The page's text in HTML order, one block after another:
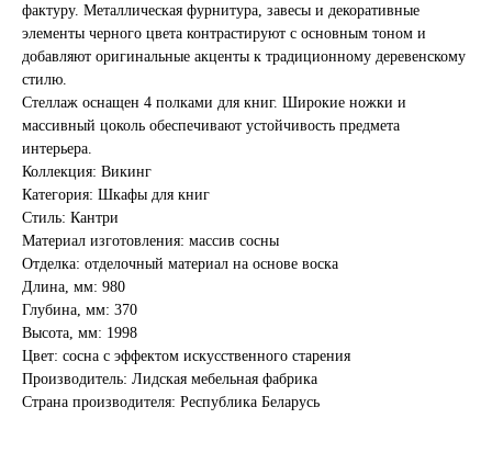
фактуру. Металлическая фурнитура, завесы и декоративные
элементы черного цвета контрастируют с основным тоном и
добавляют оригинальные акценты к традиционному деревенскому
стилю.
Стеллаж оснащен 4 полками для книг. Широкие ножки и
массивный цоколь обеспечивают устойчивость предмета
интерьера.
Коллекция: Викинг
Категория: Шкафы для книг
Стиль: Кантри
Материал изготовления: массив сосны
Отделка: отделочный материал на основе воска
Длина, мм: 980
Глубина, мм: 370
Высота, мм: 1998
Цвет: сосна с эффектом искусственного старения
Производитель: Лидская мебельная фабрика
Страна производителя: Республика Беларусь